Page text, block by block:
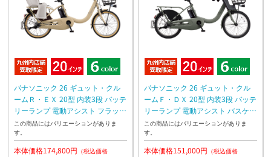
パナソニック 26 ギュット・クル
ームＲ・ＥＸ 20型 内装3段 バッテ
リーランプ 電動アシスト フラッグ
シップモデル ラクイック 押し歩き
この商品にはバリエーションがありま
す。
本体価格174,800円 （税込価格
パナソニック 26 ギュット・クル
ームＦ・ＤＸ 20型 内装3段 バッテ
リーランプ 電動アシスト バスケッ
ト標準装備 前子乗せモデル
この商品にはバリエーションがありま
す。
本体価格151,000円 （税込価格